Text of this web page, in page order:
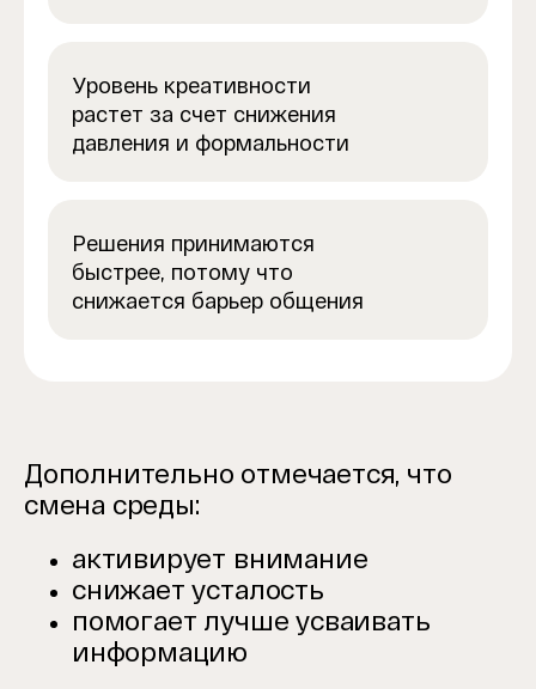
Уровень креативности
растет за счет снижения
давления и формальности
Решения принимаются
быстрее, потому что
снижается барьер общения
Дополнительно отмечается, что
смена среды:
активирует внимание
снижает усталость
помогает лучше усваивать
информацию